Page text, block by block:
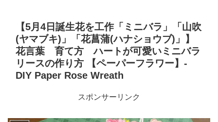
【5月4日誕生花を工作「ミニバラ」「山吹
(ヤマブキ)」「花菖蒲(ハナショウブ)」】
花言葉 育て方 ハートが可愛いミニバラ
リースの作り方 【ペーパーフラワー】-
DIY Paper Rose Wreath
スポンサーリンク